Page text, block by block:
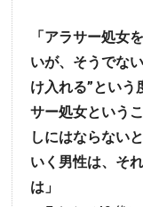
「アラサー処女
いが、そうでな
け入れる”という
サー処女という
しにはならない
いく男性は、そ
は」